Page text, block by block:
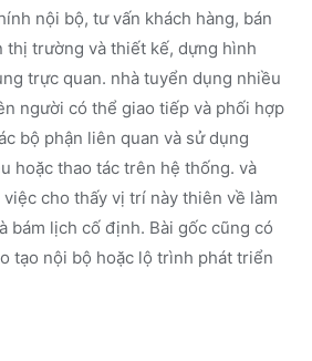
nội bộ, tư vấn khách hàng, bán
thị trường và thiết kế, dựng hình
trực quan. nhà tuyển dụng nhiều
người có thể giao tiếp và phối hợp
bộ phận liên quan và sử dụng
hoặc thao tác trên hệ thống. và
cho thấy vị trí này thiên về làm
bám lịch cố định. Bài gốc cũng có
tạo nội bộ hoặc lộ trình phát triển